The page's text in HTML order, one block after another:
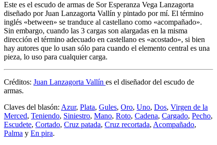
Este es el escudo de armas de Sor Esperanza Vega Lanzagorta
diseñado por Juan Lanzagorta Vallín y pintado por mí. El término
inglés «between» se tranduce al castellano como «acompañado».
Sin embargo, cuando las 3 cargas son alargadas en la misma
dirección el término adecuado en castellano es «acostado», si bien
hay autores que lo usan sólo para cuando el elemento central es una
pieza, lo uso para cualquier carga.
Créditos: Juan Lanzagorta Vallín es el diseñador del escudo de
armas.
Claves del blasón: Azur, Plata, Gules, Oro, Uno, Dos, Virgen de la
Merced, Teniendo, Siniestro, Mano, Roto, Cadena, Cargado, Pecho,
Escudete, Cortado, Cruz patada, Cruz recortada, Acompañado,
Palma y En pira.